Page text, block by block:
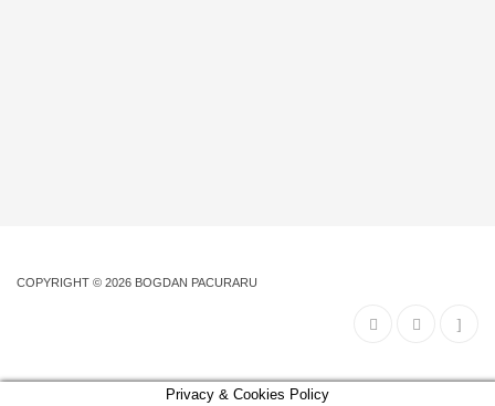
COPYRIGHT © 2026 BOGDAN PACURARU
Privacy & Cookies Policy